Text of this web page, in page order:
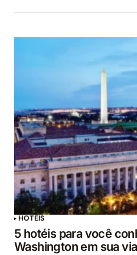
HOTÉIS
5 hotéis para você
Washington em sua